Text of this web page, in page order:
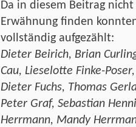
Da in diesem Beitrag
Erwähnung finden
vollständig aufgezählt:
Dieter Beirich, Brian
Cau, Lieselotte Finke-
Dieter Fuchs, Thomas
Peter Graf, Sebastian
Herrmann, Mandy